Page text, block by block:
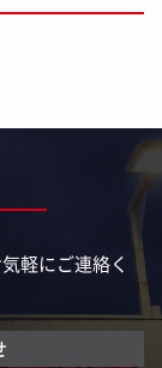
軽にご連絡く